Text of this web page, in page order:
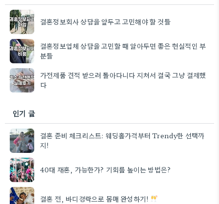
결혼정보회사 상담을 앞두고 고민해야 할 것들
결혼정보업체 상담을 고민할 때 알아두면 좋은 현실적인 부
분들
가전제품 견적 받으러 돌아다니다 지쳐서 결국 그냥 결제했
다
인기 글
결혼 준비 체크리스트: 웨딩홀가격부터 Trendy한 선택까
지!
40대 재혼, 가능한가? 기회를 높이는 방법은?
결혼 전, 바디경락으로 몸매 완성하기!